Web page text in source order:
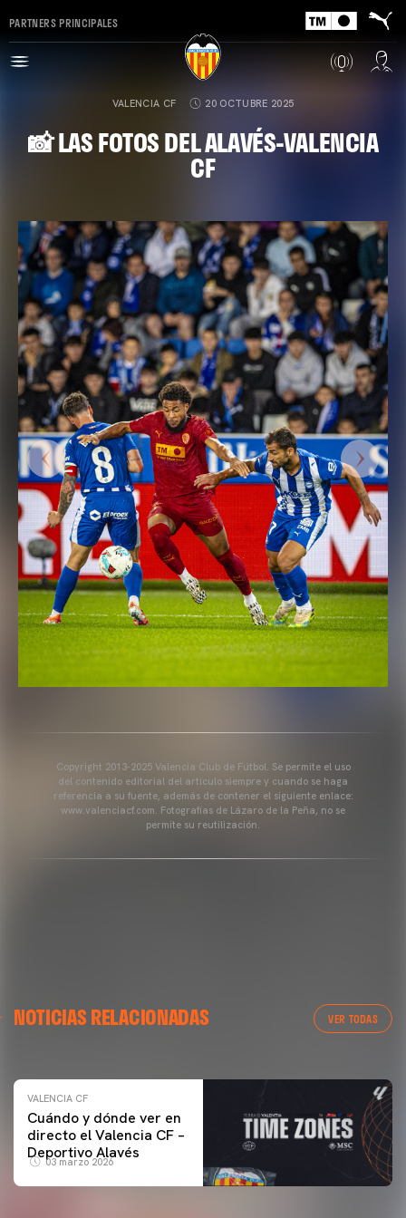
PARTNERS PRINCIPALES
VALENCIA CF 20 OCTUBRE 2025
📸 LAS FOTOS DEL ALAVÉS-VALENCIA
CF
Copyright 2013-2025 Valencia Club de Fútbol. Se permite el uso
del contenido editorial del artículo siempre y cuando se haga
referencia a su fuente, además de contener el siguiente enlace:
www.valenciacf.com. Fotografías de Lázaro de la Peña, no se
permite su reutilización.
NOTICIAS RELACIONADAS VER TODAS
ENTRENAMIENTO DEL VALENCIA CF 04/03/26
VALENCIA CF
Cuándo y dónde ver en
directo el Valencia CF –
Deportivo Alavés
03 marzo 2026